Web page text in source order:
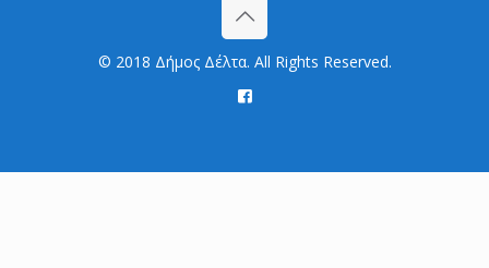
© 2018 Δήμος Δέλτα. All Rights Reserved.